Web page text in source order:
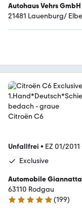
Autohaus Vehrs GmbH
21481 Lauenburg/ Elbe
Unfallfrei • EZ 01/2011
Exclusive
Automobile
63110 Rodgau
5 Sterne
(199)